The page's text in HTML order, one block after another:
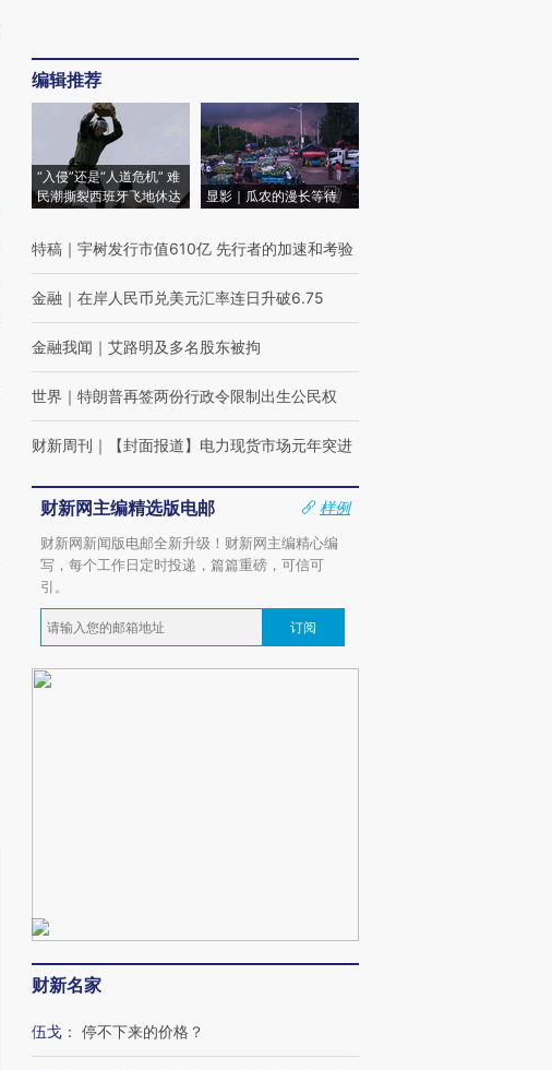
编辑推荐
“入侵”还是“人道危机” 难
民潮撕裂西班牙飞地休达
显影｜瓜农的漫长等待
特稿 ｜ 宇树发行市值610亿 先行者的加速和考验
金融 ｜ 在岸人民币兑美元汇率连日升破6.75
金融我闻 ｜ 艾路明及多名股东被拘
世界 ｜ 特朗普再签两份行政令限制出生公民权
财新周刊 ｜ 【封面报道】电力现货市场元年突进
财新网主编精选版电邮
样例
财新网新闻版电邮全新升级！财新网主编精心编
写，每个工作日定时投递，篇篇重磅，可信可
引。
订阅
财新名家
伍戈 ： 停不下来的价格？